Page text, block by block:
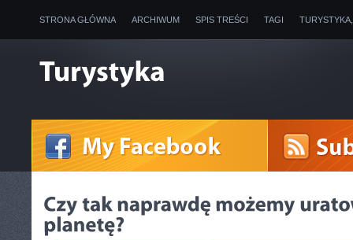
STRONA GŁÓWNA ARCHIWUM SPIS TREŚCI TAGI